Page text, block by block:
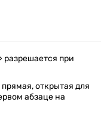
разрешается при
открытая для
абзаце на